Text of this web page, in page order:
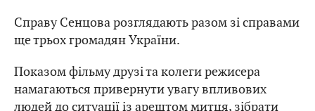
Справу Сенцова розглядають разом зі справами
ще трьох громадян України.
Показом фільму друзі та колеги режисера
намагаються привернути увагу впливових
людей до ситуації із арештом митця, зібрати